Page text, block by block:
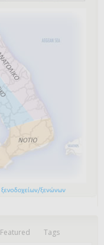
Featured Tags